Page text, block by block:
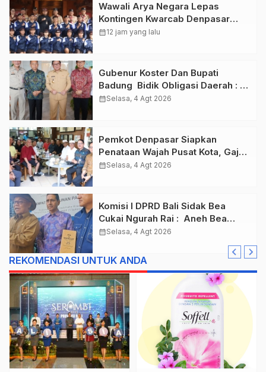
Wawali Arya Negara Lepas
Kontingen Kwarcab Denpasar
Menuju Jambore Nasional XII
calendar_month12 jam yang lalu
Gubenur Koster Dan Bupati
Badung Bidik Obligasi Daerah :
Gaspol Bangun Infrastruktur
calendar_monthSelasa, 4 Agt 2026
Pemkot Denpasar Siapkan
Penataan Wajah Pusat Kota, Gajah
Mada Jadi Salah Satu Kawasan
calendar_monthSelasa, 4 Agt 2026
Komisi I DPRD Bali Sidak Bea
Cukai Ngurah Rai : Aneh Bea
Cukai Tolak berikan List Data
calendar_monthSelasa, 4 Agt 2026
REKOMENDASI UNTUK ANDA